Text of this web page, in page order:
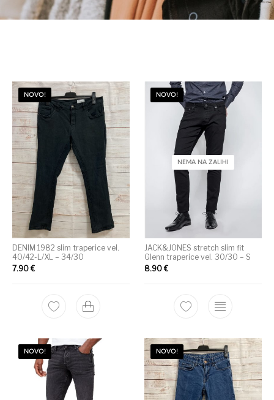
Kategorije proizvoda
NOVO!
DENIM 1982 slim traperice vel.
40/42-L/XL – 34/30
7.90 €
NOVO!
NEMA NA ZALIHI
JACK&JONES stretch slim fit
Glenn traperice vel. 30/30 – S
8.90 €
NOVO! NOVO!